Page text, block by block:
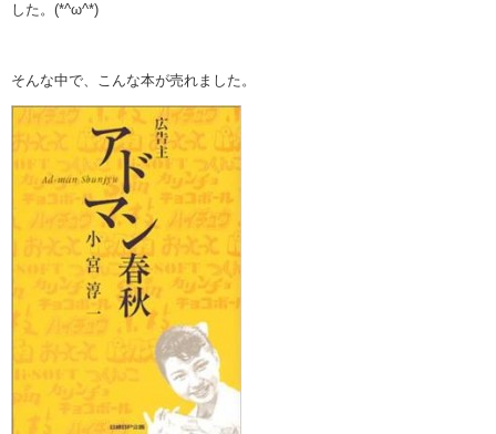
した。(*^ω^*)
そんな中で、こんな本が売れました。